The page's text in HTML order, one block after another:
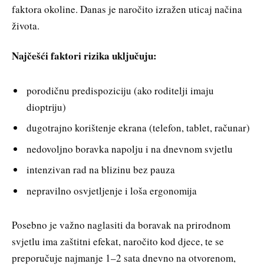
faktora okoline. Danas je naročito izražen uticaj načina
života.
Najčešći faktori rizika uključuju:
porodičnu predispoziciju (ako roditelji imaju
dioptriju)
dugotrajno korištenje ekrana (telefon, tablet, računar)
nedovoljno boravka napolju i na dnevnom svjetlu
intenzivan rad na blizinu bez pauza
nepravilno osvjetljenje i loša ergonomija
Posebno je važno naglasiti da boravak na prirodnom
svjetlu ima zaštitni efekat, naročito kod djece, te se
preporučuje najmanje 1–2 sata dnevno na otvorenom,